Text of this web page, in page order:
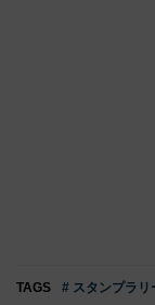
TAGS # スタンプラリ